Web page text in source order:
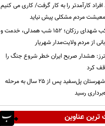
افراد کارآمدتر را به کار گرفت/ کاری می کنیم
مردم مشکلی پیش نیاید
موکب شهدای رزکان؛ ۱۵۲ شب همدلی، خدمت و
از مردم ولایت‌مدار شهریار
هشدار صریح ایران خطر شروع جنگ را
کرد
پل شهرستان پل‌سفید پس از ۲۵ سال به مرحله
رسید
ترین عناوین